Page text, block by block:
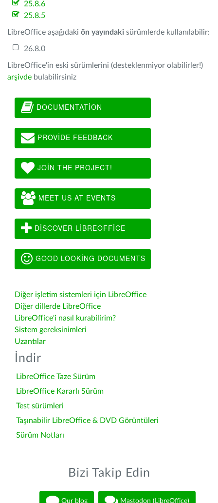
25.8.6
25.8.5
LibreOffice aşağıdaki ön yayındaki sürümlerde kullanılabilir:
26.8.0
LibreOffice'in eski sürümlerini (desteklenmiyor olabilirler!)
arşivde bulabilirsiniz
DOCUMENTATION
PROVIDE FEEDBACK
JOIN THE PROJECT!
MEET US AT EVENTS
DISCOVER LIBREOFFICE
GOOD LOOKING DOCUMENTS
Diğer işletim sistemleri için LibreOffice
Diğer dillerde LibreOffice
LibreOffice'i nasıl kurabilirim?
Sistem gereksinimleri
Uzantılar
İndir
LibreOffice Taze Sürüm
LibreOffice Kararlı Sürüm
Test sürümleri
Taşınabilir LibreOffice & DVD Görüntüleri
Sürüm Notları
Bizi Takip Edin
Our blog Mastodon (LibreOffice)